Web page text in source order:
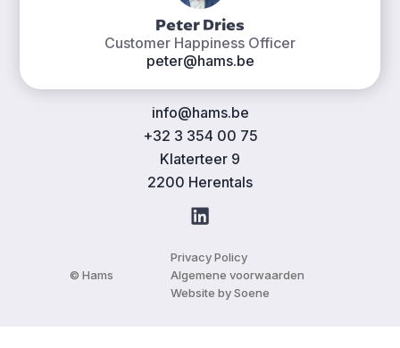
info@hams.be
+32 3 354 00 75
Klaterteer 9
2200 Herentals
Peter Dries
Customer Happiness Officer
peter@hams.be
© Hams
Privacy Policy
Algemene voorwaarden
Website by Soene